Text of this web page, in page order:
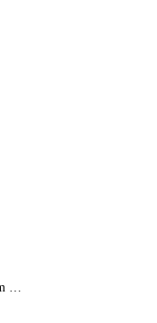
Bloggersbattle Forum Sintra | Hora de votar no nosso look!